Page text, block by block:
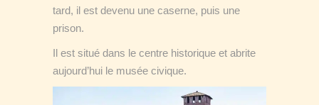
tard, il est devenu une caserne, puis une
prison.
Il est situé dans le centre historique et abrite
aujourd’hui le musée civique.